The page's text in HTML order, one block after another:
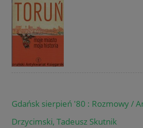
Gdańsk sierpień '80 : Rozmowy /
Drzycimski, Tadeusz Skutnik